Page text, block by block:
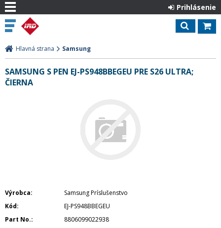
Prihlásenie
Hlavná strana Samsung
SAMSUNG S PEN EJ-PS948BBEGEU PRE S26 ULTRA;
ČIERNA
Výrobca
Samsung Príslušenstvo
Kód
EJ-PS948BBEGEU
Part No.
8806099022938